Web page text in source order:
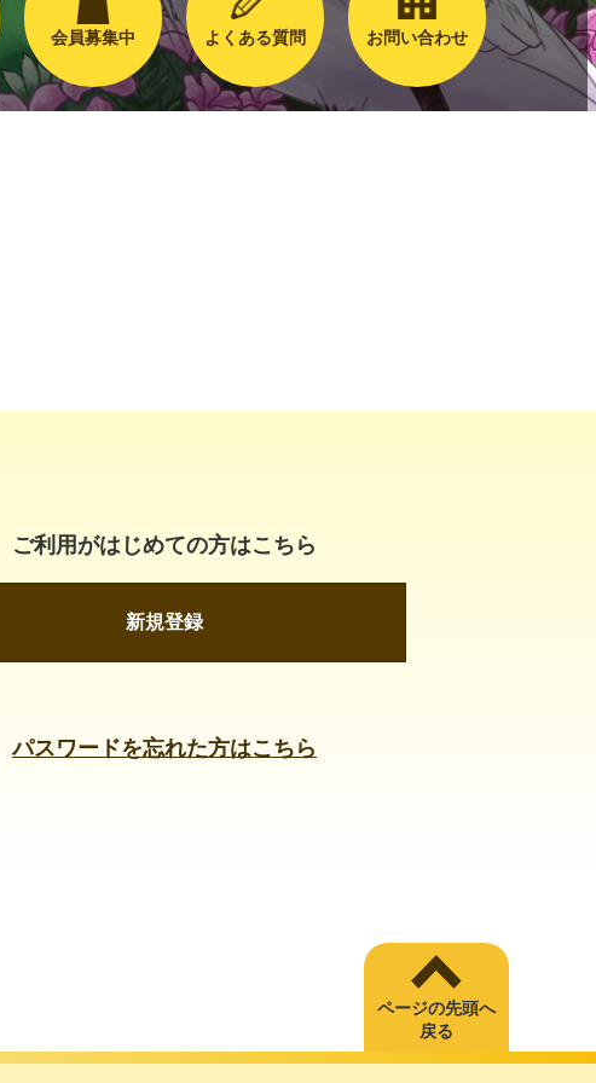
会員募集中 よくある質問 お問い合わせ
ご利用がはじめての方はこちら
新規登録
パスワードを忘れた方はこちら
ページの先頭へ
戻る